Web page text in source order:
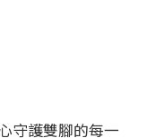
守護雙腳的每一